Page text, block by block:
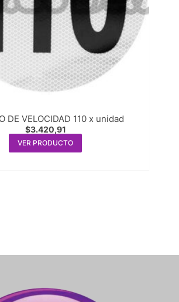
DE VELOCIDAD 110 x unidad
$3.420,91
VER PRODUCTO